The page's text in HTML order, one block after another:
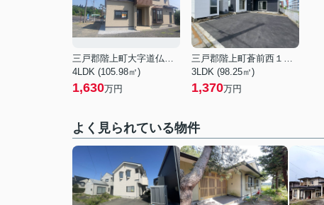
三戸郡階上町大字道仏字下桑木
4LDK (105.98㎡)
1,630万円
三戸郡階上町蒼前西１丁目
3LDK (98.25㎡)
1,370万円
よく見られている物件